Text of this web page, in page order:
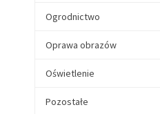
Ogrodnictwo
Oprawa obrazów
Oświetlenie
Pozostałe